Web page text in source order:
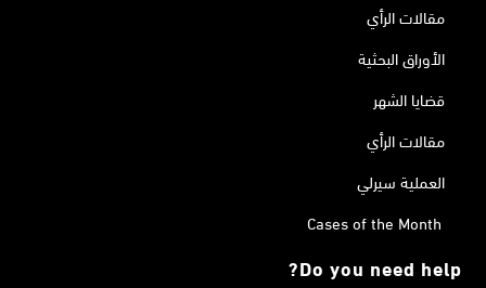
مقالات الرأي
الأوراق البحثية
قضايا الشهر
مقالات الرأي
العملية سيرلي
Cases of the Month
Do you need help?